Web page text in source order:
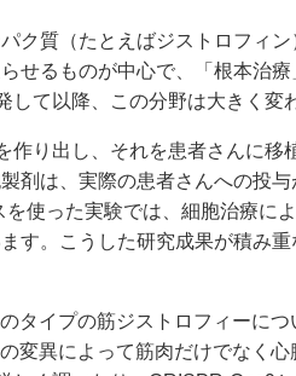
ク質（たとえばジストロフィ
せるものが中心で、「根本治
て以降、この分野は大きく変
り出し、それを患者さんに移
剤は、実際の患者さんへの投
使った実験では、細胞治療に
す。こうした研究成果が積み
タイプの筋ジストロフィーに
変異によって筋肉だけでなく